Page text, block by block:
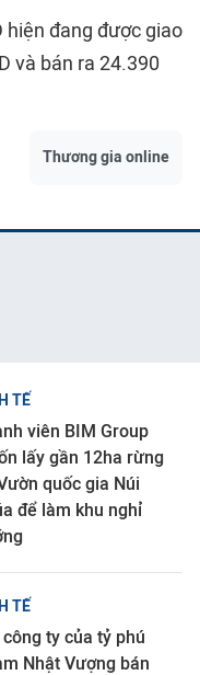
hiện đang được giao
và bán ra 24.390
Thương gia online
TẾ
viên BIM Group
lấy gần 12ha rừng
quốc gia Núi
để làm khu nghỉ
TẾ
công ty của tỷ phú
Nhật Vượng bán